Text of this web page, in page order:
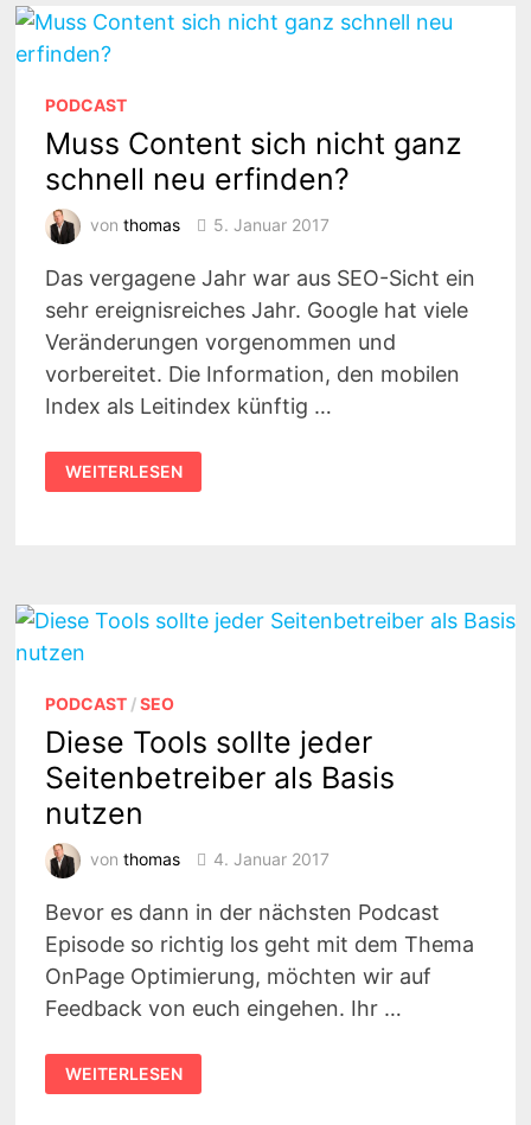
DER
EIGENEN
WEBSEITE
PODCAST
Muss Content sich nicht ganz
schnell neu erfinden?
von thomas 5. Januar 2017
Das vergagene Jahr war aus SEO-Sicht ein
sehr ereignisreiches Jahr. Google hat viele
Veränderungen vorgenommen und
vorbereitet. Die Information, den mobilen
Index als Leitindex künftig …
MUSS
CONTENT
SICH
WEITERLESEN
PODCAST/SEO
Diese Tools sollte jeder
Seitenbetreiber als Basis
nutzen
von thomas 4. Januar 2017
Bevor es dann in der nächsten Podcast
Episode so richtig los geht mit dem Thema
OnPage Optimierung, möchten wir auf
Feedback von euch eingehen. Ihr …
DIESE
TOOLS
SOLLTE
WEITERLESEN